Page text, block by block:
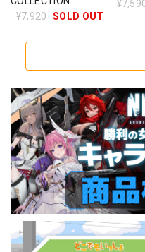
Type:Steel
¥7,920 SOLD OUT